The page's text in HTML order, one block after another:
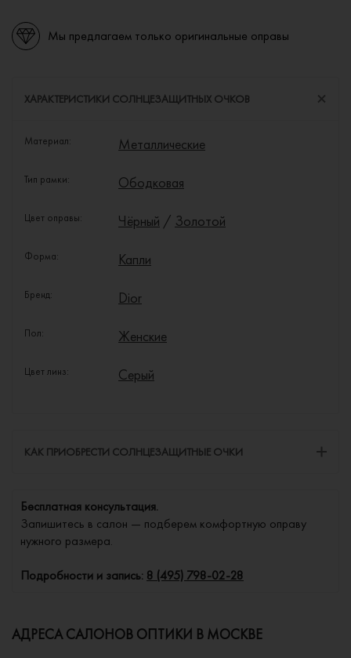
Мы предлагаем только оригинальные оправы
ХАРАКТЕРИСТИКИ СОЛНЦЕЗАЩИТНЫХ ОЧКОВ
Материал: Металлические
Тип рамки: Ободковая
Цвет оправы: Чёрный / Золотой
Форма: Капли
Бренд: Dior
Пол: Женские
Цвет линз: Серый
КАК ПРИОБРЕСТИ СОЛНЦЕЗАЩИТНЫЕ ОЧКИ
Бесплатная консультация.
Запишитесь в салон — подберем комфортную оправу
нужного размера.
Подробности и запись: 8 (495) 798-02-28
АДРЕСА САЛОНОВ ОПТИКИ В МОСКВЕ